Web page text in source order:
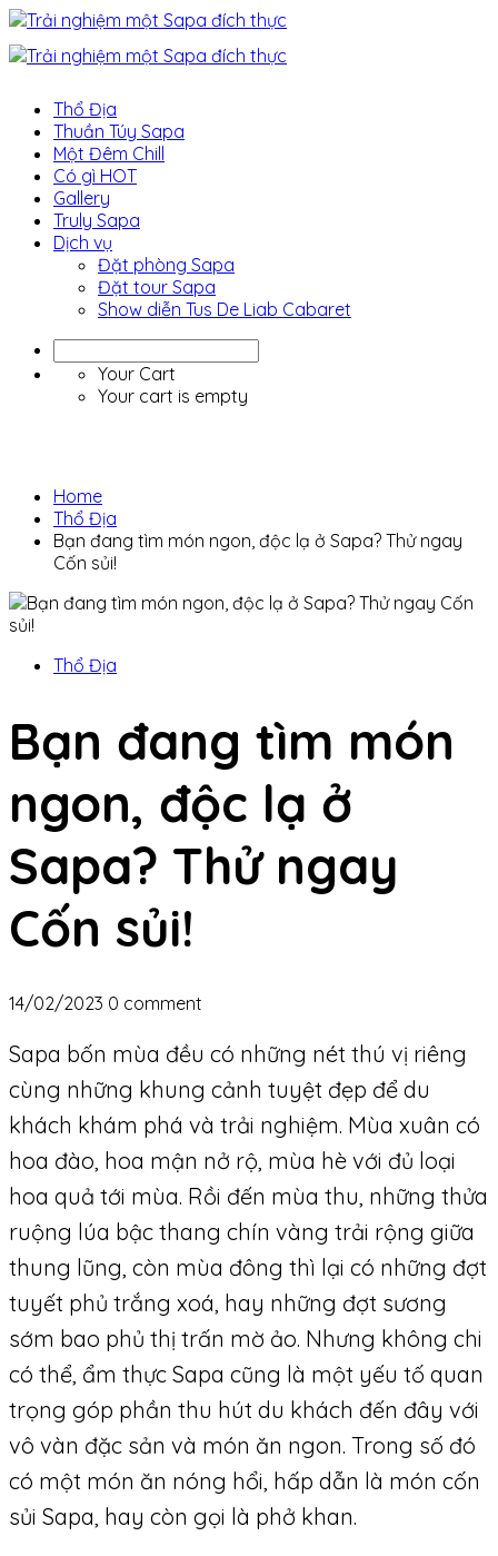
Thổ Địa
Thuần Túy Sapa
Một Đêm Chill
Có gì HOT
Gallery
Truly Sapa
Dịch vụ
Đặt phòng Sapa
Đặt tour Sapa
Show diễn Tus De Liab Cabaret
Your Cart
Your cart is empty
Home
Thổ Địa
Bạn đang tìm món ngon, độc lạ ở Sapa? Thử ngay
Cốn sủi!
Thổ Địa
Bạn đang tìm món
ngon, độc lạ ở
Sapa? Thử ngay
Cốn sủi!
14/02/2023 0 comment
Sapa bốn mùa đều có những nét thú vị riêng
cùng những khung cảnh tuyệt đẹp để du
khách khám phá và trải nghiệm. Mùa xuân có
hoa đào, hoa mận nở rộ, mùa hè với đủ loại
hoa quả tới mùa. Rồi đến mùa thu, những thửa
ruộng lúa bậc thang chín vàng trải rộng giữa
thung lũng, còn mùa đông thì lại có những đợt
tuyết phủ trắng xoá, hay những đợt sương
sớm bao phủ thị trấn mờ ảo. Nhưng không chi
có thể, ẩm thực Sapa cũng là một yếu tố quan
trọng góp phần thu hút du khách đến đây với
vô vàn đặc sản và món ăn ngon. Trong số đó
có một món ăn nóng hổi, hấp dẫn là món cốn
sủi Sapa, hay còn gọi là phở khan.